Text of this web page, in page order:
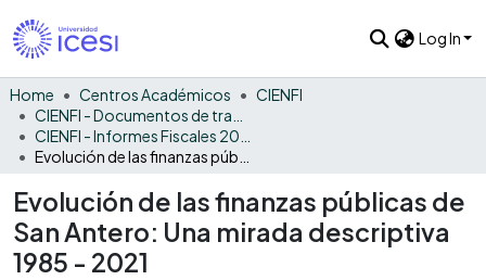
Log In
Home Centros Académicos
CIENFI
Evolución de las finanzas públicas de
San Antero: Una mirada descriptiva
1985 - 2021